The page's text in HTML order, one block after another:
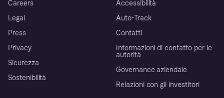
Careers
Legal
Press
Privacy
Sicurezza
Sostenibilità
Accessibilità
Auto-Track
Contatti
Informazioni di contatto per le
autorità
Governance aziendale
Relazioni con gli investitori